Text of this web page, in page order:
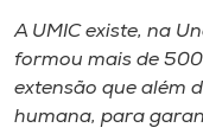
Editora
A UMIC existe, na
formou mais de
extensão que além
humana, para